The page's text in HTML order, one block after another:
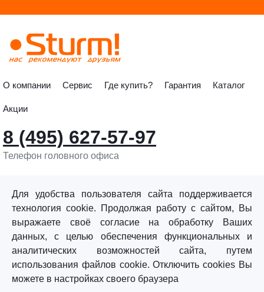
О компании Сервис Где купить? Гарантия Каталог
Акции
8 (495) 627-57-97
Телефон головного офиса
©«Sturm!» 2011–2026 ®
Для удобства пользователя сайта поддерживается
технология cookie. Продолжая работу с сайтом, Вы
выражаете своё согласие на обработку Ваших
данных, с целью обеспечения функциональных и
аналитических возможностей сайта, путем
использования файлов cookie. Отключить cookies Вы
можете в настройках своего браузера